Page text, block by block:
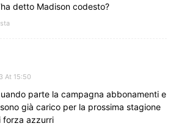
detto Madison codesto?
At 15:50
parte la campagna abbonamenti e
già carico per la prossima stagione
forza azzurri